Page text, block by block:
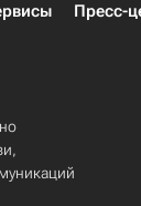
Пресс-